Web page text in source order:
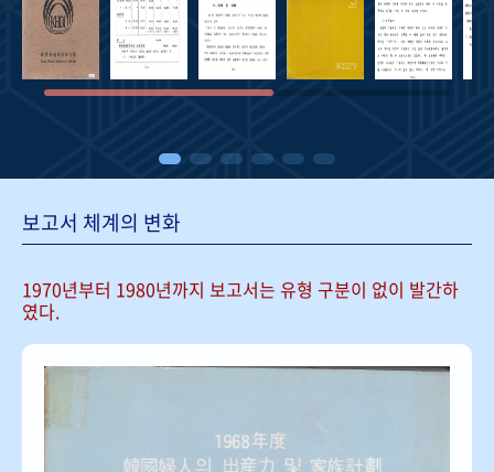
보고서 체계의 변화
1970년부터 1980년까지 보고서는 유형 구분이 없이 발간하
였다.